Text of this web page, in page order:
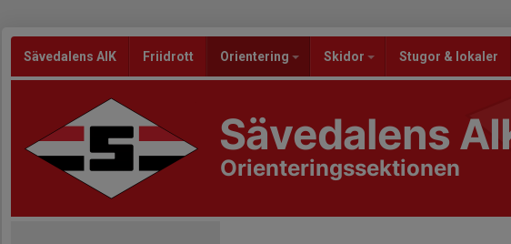
Sävedalens AIK Friidrott Orientering Skidor Stugor & lokaler
Sävedalens
Orienteringssektionen